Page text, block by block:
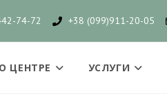
74-72 +38 (099)911-20-05
О ЦЕНТРЕ УСЛУГИ